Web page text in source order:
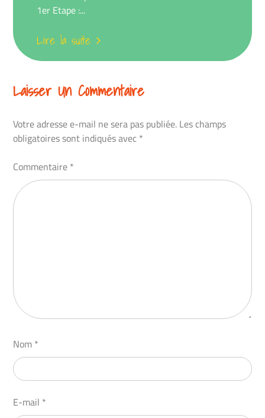
1er Etape :...
Lire la suite
Laisser Un Commentaire
Votre adresse e-mail ne sera pas publiée. Les champs
obligatoires sont indiqués avec *
Commentaire *
Nom *
E-mail *